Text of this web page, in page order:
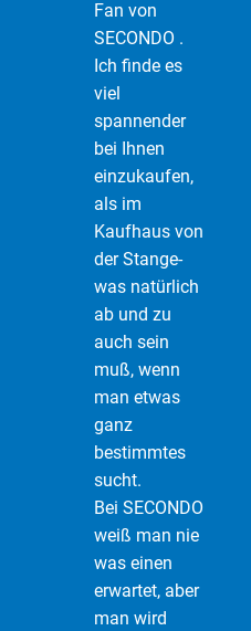
Fan von
SECONDO .
Ich finde es
viel
spannender
bei Ihnen
einzukaufen,
als im
Kaufhaus von
der Stange-
was natürlich
ab und zu
auch sein
muß, wenn
man etwas
ganz
bestimmtes
sucht.
Bei SECONDO
weiß man nie
was einen
erwartet, aber
man wird